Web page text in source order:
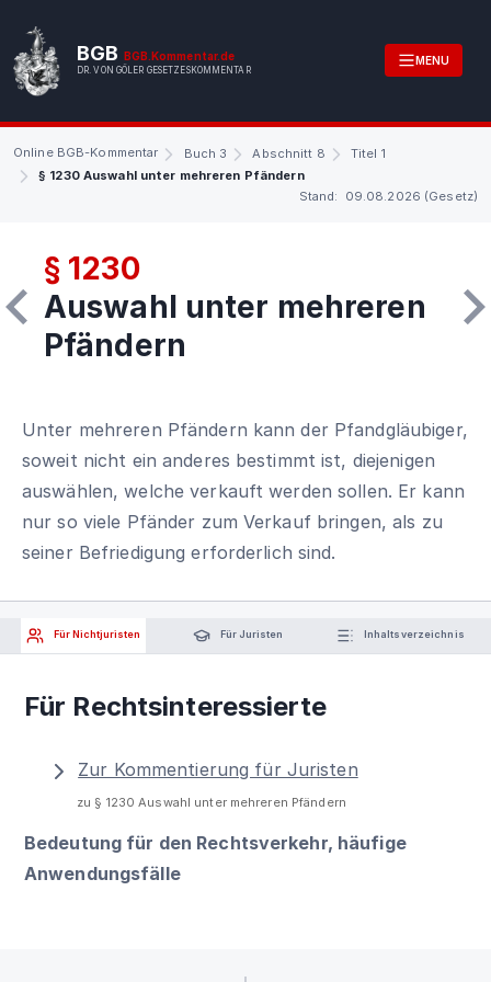
BGB BGB.Kommentar.de
DR. VON GÖLER GESETZESKOMMENTAR
MENU
Online BGB-Kommentar Buch 3 Abschnitt 8
Titel 1
§ 1230 Auswahl unter mehreren Pfändern
Stand: 09.08.2026 (Gesetz)
§ 1230
Auswahl unter mehreren
Pfändern
Unter mehreren Pfändern kann der Pfandgläubiger,
soweit nicht ein anderes bestimmt ist, diejenigen
auswählen, welche verkauft werden sollen. Er kann
nur so viele Pfänder zum Verkauf bringen, als zu
seiner Befriedigung erforderlich sind.
Für Nichtjuristen Für Juristen Inhaltsverzeichnis
Für Rechtsinteressierte
Zur Kommentierung für Juristen
zu § 1230 Auswahl unter mehreren Pfändern
Bedeutung für den Rechtsverkehr, häufige
Anwendungsfälle